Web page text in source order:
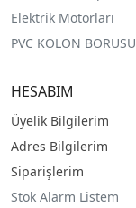
Elektrik Motorları
PVC KOLON BORUSU
HESABIM
Üyelik Bilgilerim
Adres Bilgilerim
Siparişlerim
Stok Alarm Listem